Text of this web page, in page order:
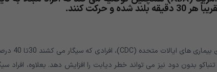
شده و حرکت کنند.
بدون دود نیز می تواند خطر دیابت را افزایش دهد. بعلاوه، افراد